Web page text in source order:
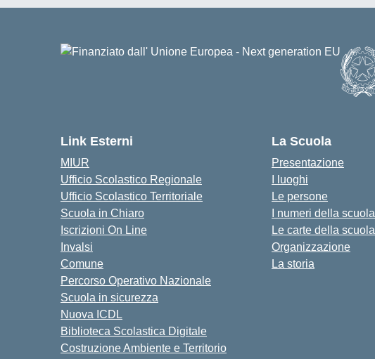
Link Esterni
MIUR
Ufficio Scolastico Regionale
Ufficio Scolastico Territoriale
Scuola in Chiaro
Iscrizioni On Line
Invalsi
Comune
Percorso Operativo Nazionale
Scuola in sicurezza
Nuova ICDL
Biblioteca Scolastica Digitale
Costruzione Ambiente e Territorio
La Scuola
Presentazione
I luoghi
Le persone
I numeri della scuola
Le carte della scuola
Organizzazione
La storia